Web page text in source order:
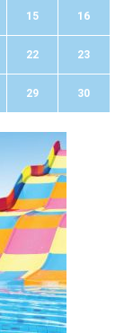
15 16
22 23
29 30